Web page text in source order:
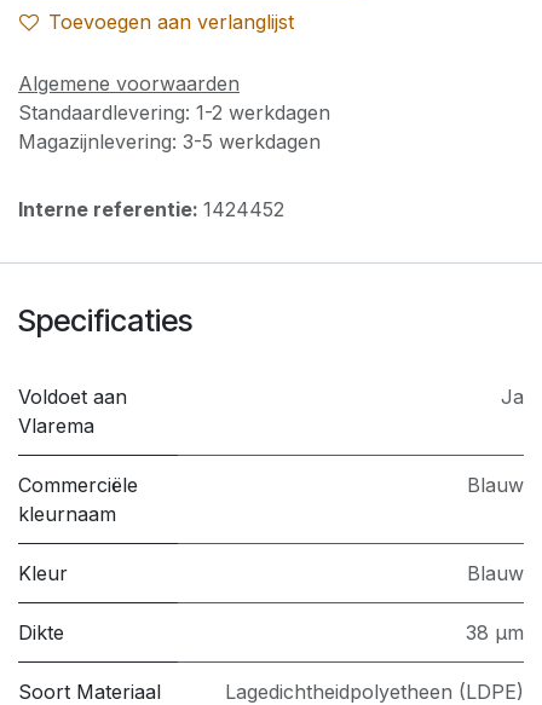
Toevoegen aan verlanglijst
Algemene voorwaarden
Standaardlevering: 1-2 werkdagen
Magazijnlevering: 3-5 werkdagen
Interne referentie: 1424452
Specificaties
Voldoet aan
Vlarema
Ja
Commerciële
kleurnaam
Blauw
Kleur Blauw
Dikte 38 µm
Soort Materiaal Lagedichtheidpolyetheen (LDPE)